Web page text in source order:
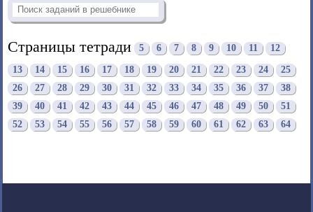
Страницы тетради 5 6 7 8 9 10 11 12
13 14 15 16 17 18 19 20 21 22 23 24
25
26
27 28 29 30 31 32 33 34 35 36 37
38
39
40 41 42 43 44 45 46 47 48 49 50
51
52
53 54 55 56 57 58 59 60 61 62 63 64